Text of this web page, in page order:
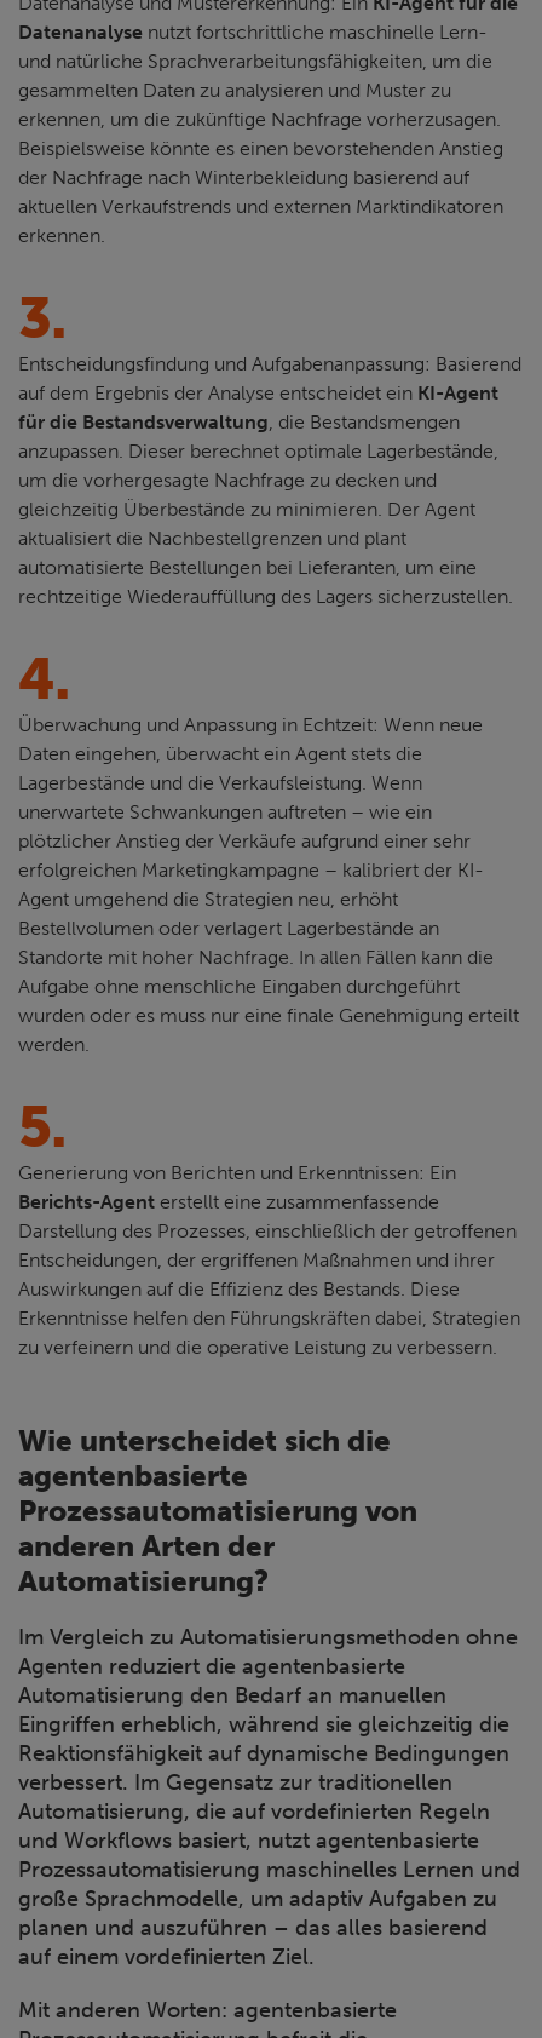
Datenanalyse nutzt fortschrittliche maschinelle Lern-
und natürliche Sprachverarbeitungsfähigkeiten, um die
gesammelten Daten zu analysieren und Muster zu
erkennen, um die zukünftige Nachfrage vorherzusagen.
Beispielsweise könnte es einen bevorstehenden Anstieg
der Nachfrage nach Winterbekleidung basierend auf
aktuellen Verkaufstrends und externen Marktindikatoren
erkennen.
3.
Entscheidungsfindung und Aufgabenanpassung: Basierend
auf dem Ergebnis der Analyse entscheidet ein KI-Agent
für die Bestandsverwaltung , die Bestandsmengen
anzupassen. Dieser berechnet optimale Lagerbestände,
um die vorhergesagte Nachfrage zu decken und
gleichzeitig Überbestände zu minimieren. Der Agent
aktualisiert die Nachbestellgrenzen und plant
automatisierte Bestellungen bei Lieferanten, um eine
rechtzeitige Wiederauffüllung des Lagers sicherzustellen.
4.
Überwachung und Anpassung in Echtzeit: Wenn neue
Daten eingehen, überwacht ein Agent stets die
Lagerbestände und die Verkaufsleistung. Wenn
unerwartete Schwankungen auftreten – wie ein
plötzlicher Anstieg der Verkäufe aufgrund einer sehr
erfolgreichen Marketingkampagne – kalibriert der KI-
Agent umgehend die Strategien neu, erhöht
Bestellvolumen oder verlagert Lagerbestände an
Standorte mit hoher Nachfrage. In allen Fällen kann die
Aufgabe ohne menschliche Eingaben durchgeführt
wurden oder es muss nur eine finale Genehmigung erteilt
werden.
5.
Generierung von Berichten und Erkenntnissen: Ein
Berichts-Agent erstellt eine zusammenfassende
Darstellung des Prozesses, einschließlich der getroffenen
Entscheidungen, der ergriffenen Maßnahmen und ihrer
Auswirkungen auf die Effizienz des Bestands. Diese
Erkenntnisse helfen den Führungskräften dabei, Strategien
zu verfeinern und die operative Leistung zu verbessern.
Wie unterscheidet sich die
agentenbasierte
Prozessautomatisierung von
anderen Arten der
Automatisierung?
Im Vergleich zu Automatisierungsmethoden ohne
Agenten reduziert die agentenbasierte
Automatisierung den Bedarf an manuellen
Eingriffen erheblich, während sie gleichzeitig die
Reaktionsfähigkeit auf dynamische Bedingungen
verbessert. Im Gegensatz zur traditionellen
Automatisierung, die auf vordefinierten Regeln
und Workflows basiert, nutzt agentenbasierte
Prozessautomatisierung maschinelles Lernen und
große Sprachmodelle, um adaptiv Aufgaben zu
planen und auszuführen – das alles basierend
auf einem vordefinierten Ziel.
Mit anderen Worten: agentenbasierte